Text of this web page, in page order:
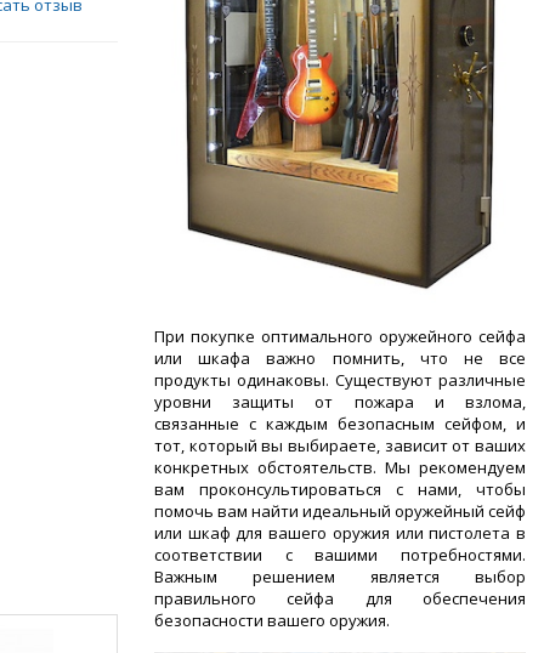
отзыв
При покупке оптимального оружейного сейфа
или шкафа важно помнить, что не все
продукты одинаковы. Существуют различные
уровни защиты от пожара и взлома,
связанные с каждым безопасным сейфом, и
тот, который вы выбираете, зависит от ваших
конкретных обстоятельств. Мы рекомендуем
вам проконсультироваться с нами, чтобы
помочь вам найти идеальный оружейный сейф
или шкаф для вашего оружия или пистолета в
соответствии с вашими потребностями.
Важным решением является выбор
правильного сейфа для обеспечения
безопасности вашего оружия.